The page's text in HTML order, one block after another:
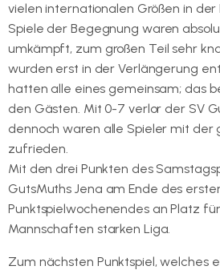
vielen internationalen Größen in der
Spiele der Begegnung waren
umkämpft, zum großen Teil sehr
wurden erst in der Verlängerung
hatten alle eines gemeinsam; das
den Gästen. Mit 0-7 verlor der SV
dennoch waren alle Spieler mit der
zufrieden.
Mit den drei Punkten des
GutsMuths Jena am Ende des
Punktspielwochenendes an Platz
Mannschaften starken Liga.
Zum nächsten Punktspiel, welches